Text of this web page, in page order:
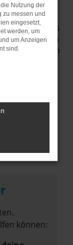
wie
Ihres
und lassen
– wir freuen
können:
Nutzung der
zu messen und
eingesetzt,
werden, um
um Anzeigen
sind.